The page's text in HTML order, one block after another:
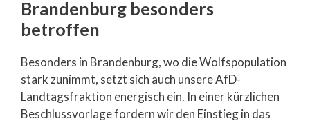
Brandenburg besonders
betroffen
Besonders in Brandenburg, wo die Wolfspopulation
stark zunimmt, setzt sich auch unsere AfD-
Landtagsfraktion energisch ein. In einer kürzlichen
Beschlussvorlage fordern wir den Einstieg in das